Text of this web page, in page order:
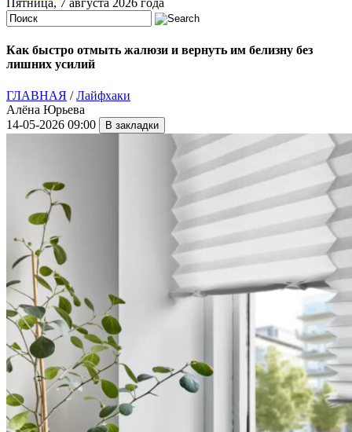
Пятница, 7 августа 2026 года
Как быстро отмыть жалюзи и вернуть им белизну без
лишних усилий
ГЛАВНАЯ /Лайфхаки
Алёна Юрьева
14-05-2026 09:00